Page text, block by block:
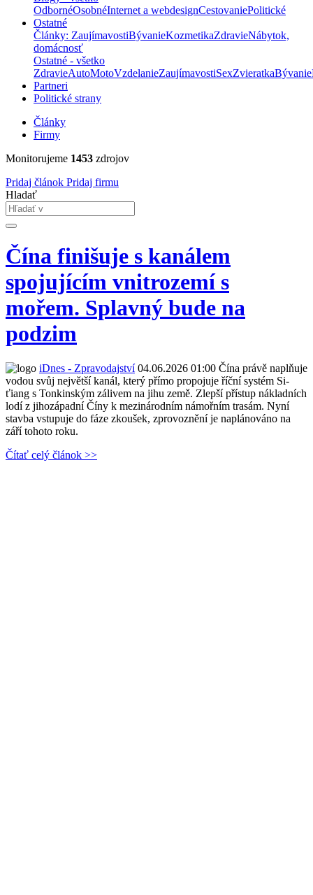
OdbornéOsobnéInternet a webdesignCestovaniePolitické
Ostatné
Články: ZaujímavostiBývanieKozmetikaZdravieNábytok,
domácnosť
Ostatné - všetko
ZdravieAutoMotoVzdelanieZaujímavostiSexZvieratkaBývanie
Partneri
Politické strany
Články
Firmy
Monitorujeme 1453 zdrojov
Pridaj článok Pridaj firmu
Hladať
Čína finišuje s kanálem
spojujícím vnitrozemí s
mořem. Splavný bude na
podzim
iDnes - Zpravodajství 04.06.2026 01:00 Čína právě naplňuje
vodou svůj největší kanál, který přímo propojuje říční systém Si-
ťiang s Tonkinským zálivem na jihu země. Zlepší přístup nákladních
lodí z jihozápadní Číny k mezinárodním námořním trasám. Nyní
stavba vstupuje do fáze zkoušek, zprovoznění je naplánováno na
září tohoto roku.
Čítať celý článok >>